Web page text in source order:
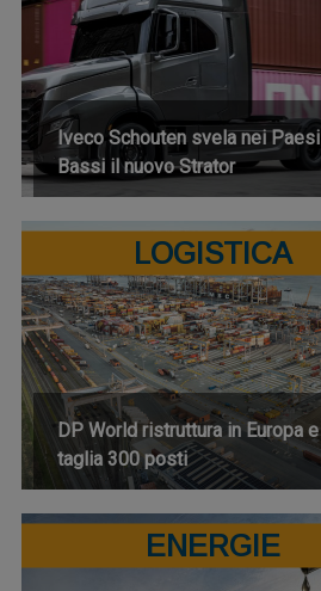
Iveco Schouten svela nei Paesi
Bassi il nuovo Strator
LOGISTICA
DP World ristruttura in Europa e
taglia 300 posti
ENERGIE